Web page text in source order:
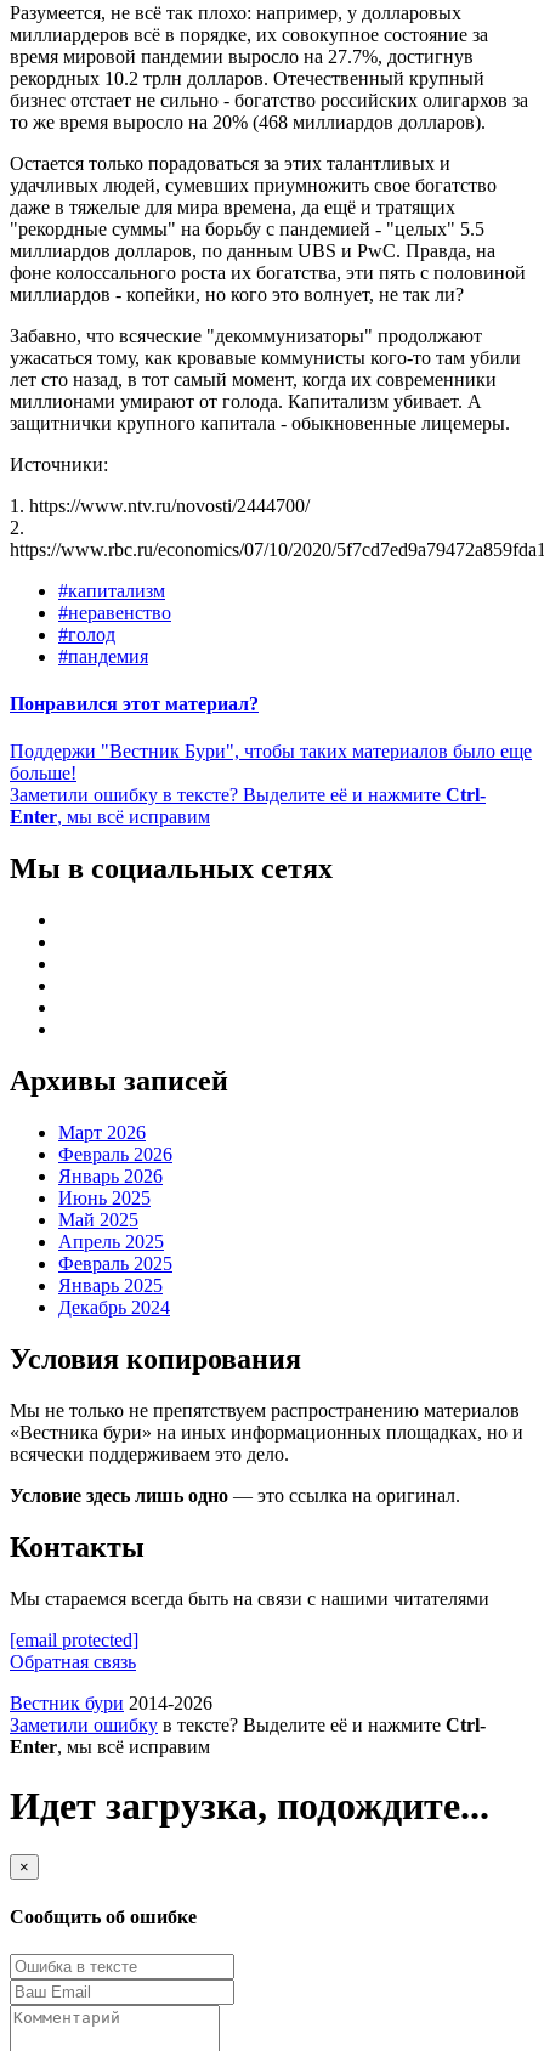
Разумеется, не всё так плохо: например, у долларовых
миллиардеров всё в порядке, их совокупное состояние за
время мировой пандемии выросло на 27.7%, достигнув
рекордных 10.2 трлн долларов. Отечественный крупный
бизнес отстает не сильно - богатство российских олигархов за
то же время выросло на 20% (468 миллиардов долларов).
Остается только порадоваться за этих талантливых и
удачливых людей, сумевших приумножить свое богатство
даже в тяжелые для мира времена, да ещё и тратящих
"рекордные суммы" на борьбу с пандемией - "целых" 5.5
миллиардов долларов, по данным UBS и PwC. Правда, на
фоне колоссального роста их богатства, эти пять с половиной
миллиардов - копейки, но кого это волнует, не так ли?
Забавно, что всяческие "декоммунизаторы" продолжают
ужасаться тому, как кровавые коммунисты кого-то там убили
лет сто назад, в тот самый момент, когда их современники
миллионами умирают от голода. Капитализм убивает. А
защитнички крупного капитала - обыкновенные лицемеры.
Источники:
1. https://www.ntv.ru/novosti/2444700/
2.
https://www.rbc.ru/economics/07/10/2020/
#капитализм
#неравенство
#голод
#пандемия
Понравился этот материал?
Поддержи "Вестник Бури", чтобы таких материалов было еще
больше!
Заметили ошибку в тексте? Выделите её и нажмите Ctrl-
Enter, мы всё исправим
Мы в социальных сетях
Архивы записей
Март 2026
Февраль 2026
Январь 2026
Июнь 2025
Май 2025
Апрель 2025
Февраль 2025
Январь 2025
Декабрь 2024
Условия копирования
Мы не только не препятствуем распространению материалов
«Вестника бури» на иных информационных площадках, но и
всячески поддерживаем это дело.
Условие здесь лишь одно — это ссылка на оригинал.
Контакты
Мы стараемся всегда быть на связи с нашими читателями
[email protected]
Обратная связь
Вестник бури 2014-2026
Заметили ошибку в тексте? Выделите её и нажмите Ctrl-
Enter, мы всё исправим
Идет загрузка, подождите...
×
Сообщить об ошибке